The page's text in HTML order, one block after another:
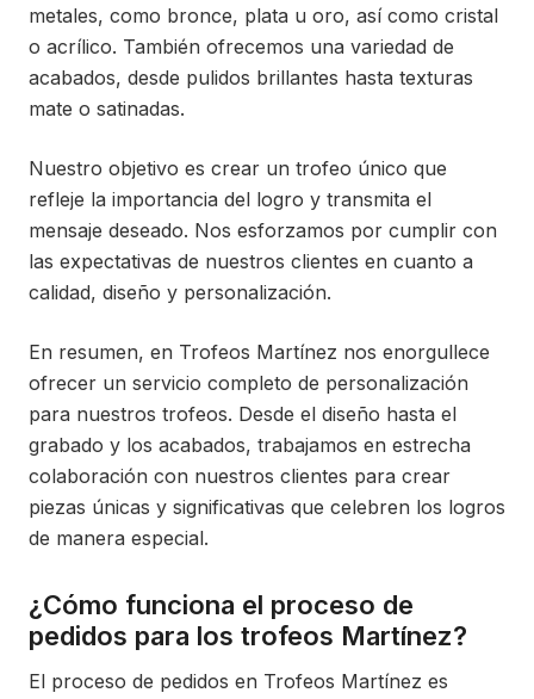
metales, como bronce, plata u oro, así como cristal
o acrílico. También ofrecemos una variedad de
acabados, desde pulidos brillantes hasta texturas
mate o satinadas.
Nuestro objetivo es crear un trofeo único que
refleje la importancia del logro y transmita el
mensaje deseado. Nos esforzamos por cumplir con
las expectativas de nuestros clientes en cuanto a
calidad, diseño y personalización.
En resumen, en Trofeos Martínez nos enorgullece
ofrecer un servicio completo de personalización
para nuestros trofeos. Desde el diseño hasta el
grabado y los acabados, trabajamos en estrecha
colaboración con nuestros clientes para crear
piezas únicas y significativas que celebren los logros
de manera especial.
¿Cómo funciona el proceso de
pedidos para los trofeos Martínez?
El proceso de pedidos en Trofeos Martínez es